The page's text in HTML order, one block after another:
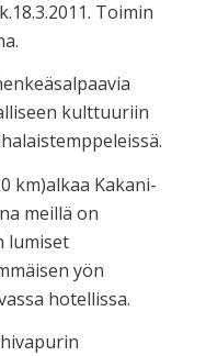
Toimin
kulttuuriin
km)alkaa Kakani-
meillä on
lumiset
yön
hotellissa.